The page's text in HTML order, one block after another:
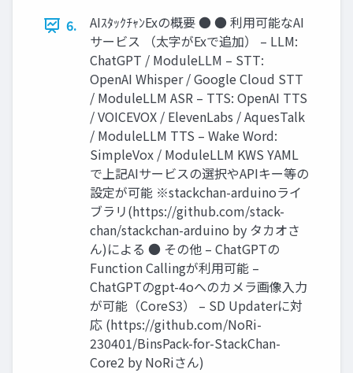
6.
AIｽﾀｯｸﾁｬﾝExの概要 ● ● 利用可能なAI
サービス （太字がExで追加） – LLM:
ChatGPT / ModuleLLM – STT:
OpenAI Whisper / Google Cloud STT
/ ModuleLLM ASR – TTS: OpenAI TTS
/ VOICEVOX / ElevenLabs / AquesTalk
/ ModuleLLM TTS – Wake Word:
SimpleVox / ModuleLLM KWS YAML
で上記AIサービスの選択やAPIキー等の
設定が可能 ※stackchan-arduinoライ
ブラリ(https://github.com/stack-
chan/stackchan-arduino by タカオさ
ん)による ● その他 – ChatGPTの
Function Callingが利用可能 –
ChatGPTのgpt-4oへのカメラ画像入力
が可能（CoreS3） – SD Updaterに対
応 (https://github.com/NoRi-
230401/BinsPack-for-StackChan-
Core2 by NoRiさん)